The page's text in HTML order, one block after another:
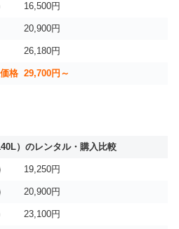
16,500円
20,900円
26,180円
格 29,700円～
）のレンタル・購入比較
19,250円
20,900円
23,100円